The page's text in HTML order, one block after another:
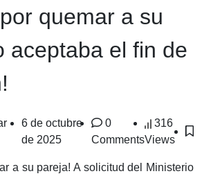
quemar a su
aceptaba el fin de
6 de octubre
de 2025
0
Comments
316
Views
a su pareja! A solicitud del Ministerio